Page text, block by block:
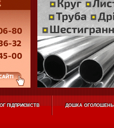
ПІДПРИЄМСТВ ДОШКА ОГОЛОШЕНЬ